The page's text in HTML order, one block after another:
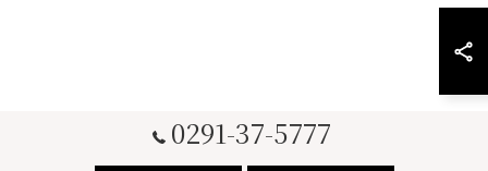
0291-37-5777